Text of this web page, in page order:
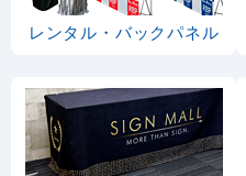
レンタル・バックパネル